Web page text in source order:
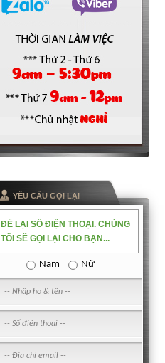
YỀU CẦU GỌI LẠI
ĐỂ LẠI SỐ ĐIỆN THOẠI. CHÚNG
TÔI SẼ GỌI LẠI CHO BẠN...
Nam Nữ